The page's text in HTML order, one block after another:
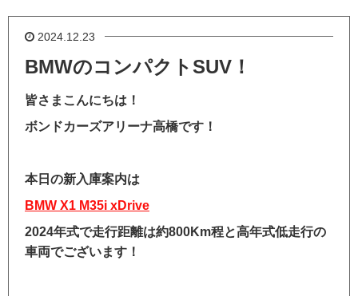
2024.12.23
BMWのコンパクトSUV！
皆さまこんにちは！
ボンドカーズアリーナ高橋です！
本日の新入庫案内は
BMW X1 M35i xDrive
2024年式で走行距離は約800Km程と高年式低走行の
車両でございます！